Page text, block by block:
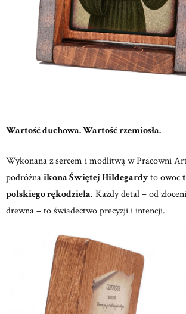
Wartość duchowa. Wartość rzemiosła.
Wykonana z sercem i modlitwą w Pracowni
podróżnaikona Świętej Hildegardyto owoc
polskiego rękodzieła. Każdy detal – od
drewna – to świadectwo precyzji i intencji.